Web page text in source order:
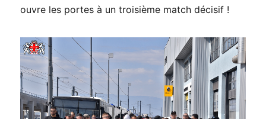
ouvre les portes à un troisième match décisif !